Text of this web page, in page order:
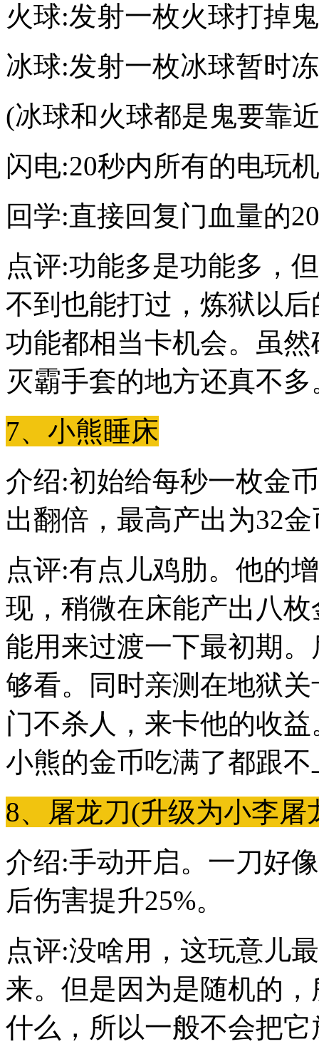
火球:发射一枚火球打掉
冰球:发射一枚冰球暂时
(冰球和火球都是鬼要靠
闪电:20秒内所有的电玩
回学:直接回复门血量的
点评:功能多是功能多，
不到也能打过，炼狱以
功能都相当卡机会。虽
灭霸手套的地方还真不多
7、小熊睡床
介绍:初始给每秒一枚金
出翻倍，最高产出为32
点评:有点儿鸡肋。他的
现，稍微在床能产出八
能用来过渡一下最初期
够看。同时亲测在地狱
门不杀人，来卡他的收
小熊的金币吃满了都跟不
8、屠龙刀(升级为小李屠
介绍:手动开启。一刀好
后伤害提升25%。
点评:没啥用，这玩意儿
来。但是因为是随机的
什么，所以一般不会把